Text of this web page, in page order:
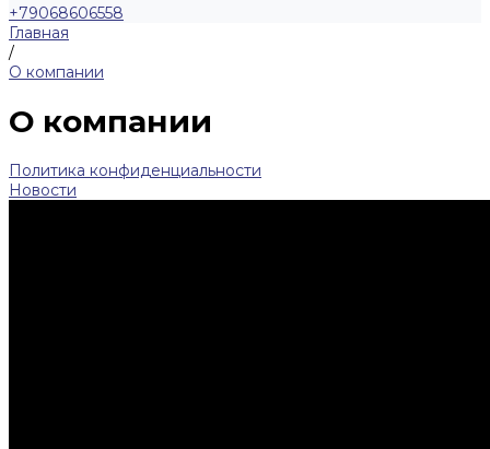
+79068606558
Главная
/
О компании
О компании
Политика конфиденциальности
Новости